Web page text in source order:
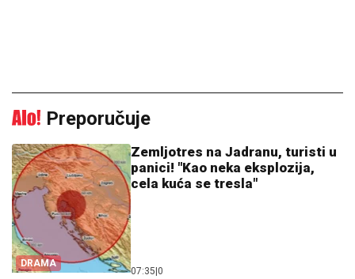
Preporučuje
DRAMA
Zemljotres na Jadranu, turisti u
panici! "Kao neka eksplozija,
cela kuća se tresla"
07:35 0